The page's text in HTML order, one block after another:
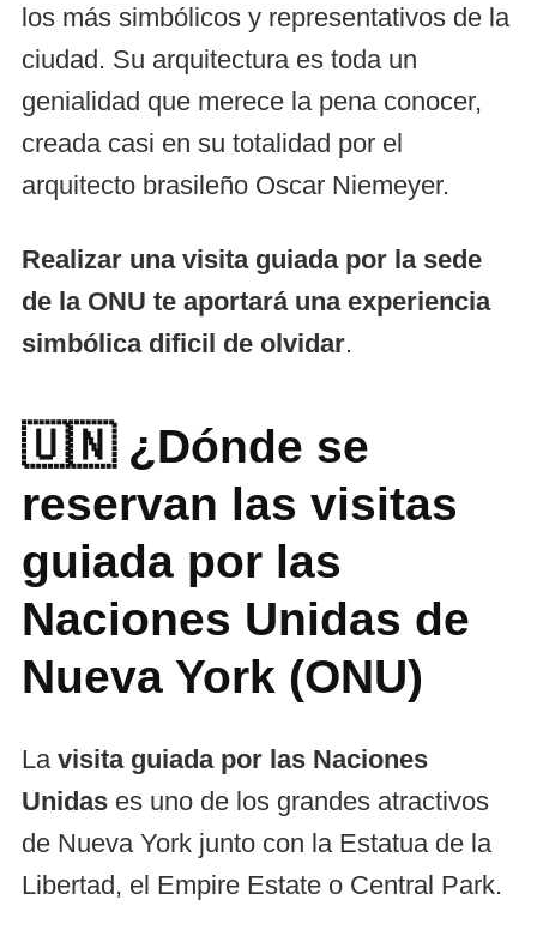
los más simbólicos y representativos de la
ciudad. Su arquitectura es toda un
genialidad que merece la pena conocer,
creada casi en su totalidad por el
arquitecto brasileño Oscar Niemeyer.
Realizar una visita guiada por la sede
de la ONU te aportará una experiencia
simbólica dificil de olvidar.
🇺🇳 ¿Dónde se
reservan las visitas
guiada por las
Naciones Unidas de
Nueva York (ONU)
La visita guiada por las Naciones
Unidas es uno de los grandes atractivos
de Nueva York junto con la Estatua de la
Libertad, el Empire Estate o Central Park.